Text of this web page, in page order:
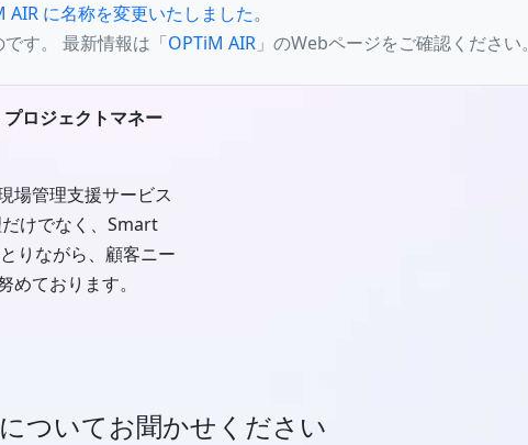
に名称を変更いたしました。
す。 最新情報は「OPTiM AIR 」のWebページをご確認ください。
ロジェクトマネー
場管理支援サービス
けでなく、Smart
りながら、顧客ニー
ております。
ついてお聞かせください